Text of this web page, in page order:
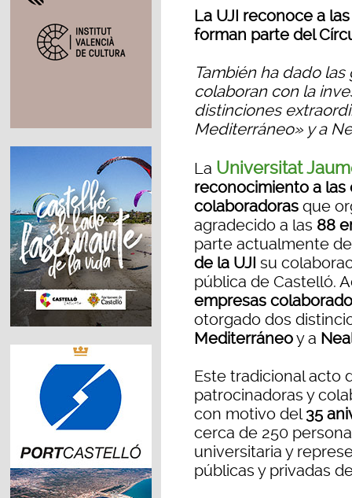
La UJI reconoce a
forman parte del
También ha dado
colaboran con la
distinciones
Mediterráneo» y a
La Universitat
reconocimiento a las
colaboradoras que
agradecido a las 88
parte actualmente
de la UJI su
pública de Castelló.
empresas
otorgado dos
Mediterráneoy a
Este tradicional acto
patrocinadoras y
con motivo del35
cerca de 250
universitaria y
públicas y privadas